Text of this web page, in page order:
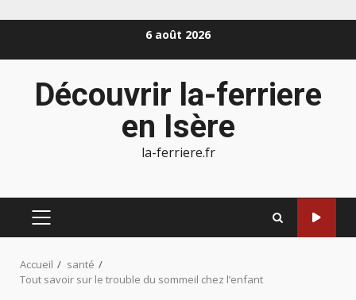
6 août 2026
Découvrir la-ferriere
en Isère
la-ferriere.fr
MENU
Accueil
santé
Tout savoir sur le trouble du sommeil chez l’enfant